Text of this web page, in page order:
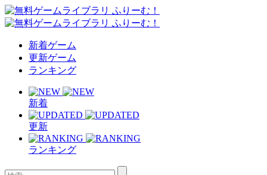
新着ゲーム
更新ゲーム
ランキング
新着
更新
ランキング